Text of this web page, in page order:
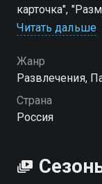
карточка",
"Музыкальный
Читать дальше
Жанр
Развлечения,
Страна
Россия